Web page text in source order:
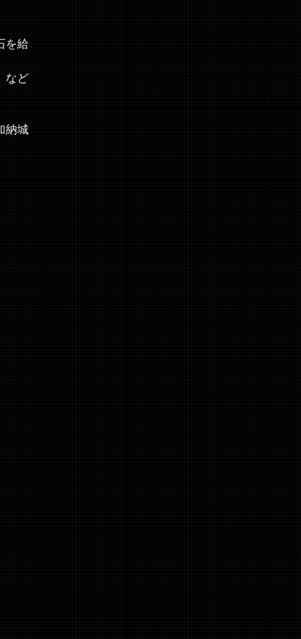
を給
など
納城